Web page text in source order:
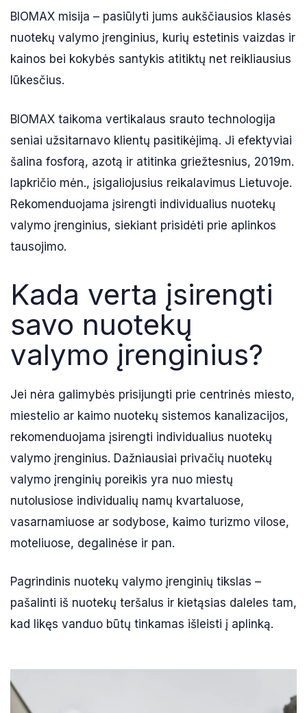
BIOMAX misija – pasiūlyti jums aukščiausios klasės
nuotekų valymo įrenginius, kurių estetinis vaizdas ir
kainos bei kokybės santykis atitiktų net reikliausius
lūkesčius.
BIOMAX taikoma vertikalaus srauto technologija
seniai užsitarnavo klientų pasitikėjimą. Ji efektyviai
šalina fosforą, azotą ir atitinka griežtesnius, 2019m.
lapkričio mėn., įsigaliojusius reikalavimus Lietuvoje.
Rekomenduojama įsirengti individualius nuotekų
valymo įrenginius, siekiant prisidėti prie aplinkos
tausojimo.
Kada verta įsirengti
savo nuotekų
valymo įrenginius?
Jei nėra galimybės prisijungti prie centrinės miesto,
miestelio ar kaimo nuotekų sistemos kanalizacijos,
rekomenduojama įsirengti individualius nuotekų
valymo įrenginius. Dažniausiai privačių nuotekų
valymo įrenginių poreikis yra nuo miestų
nutolusiose individualių namų kvartaluose,
vasarnamiuose ar sodybose, kaimo turizmo vilose,
moteliuose, degalinėse ir pan.
Pagrindinis nuotekų valymo įrenginių tikslas –
pašalinti iš nuotekų teršalus ir kietąsias daleles tam,
kad likęs vanduo būtų tinkamas išleisti į aplinką.